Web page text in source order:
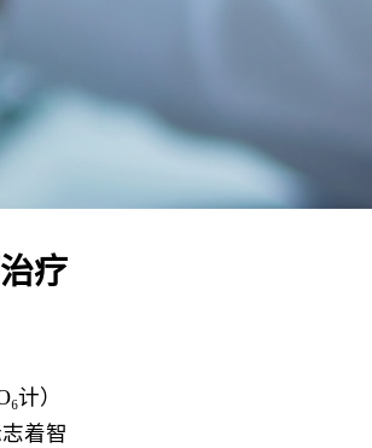
疗
计）
着智